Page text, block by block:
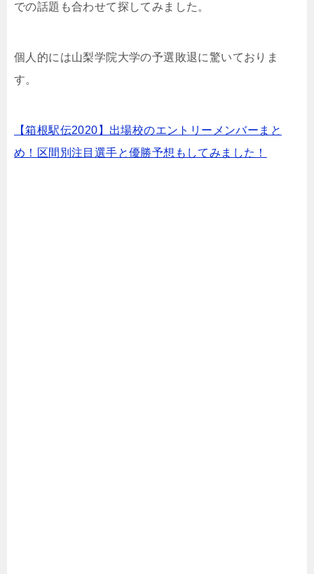
での話題も合わせて探してみました。
個人的には山梨学院大学の予選敗退に驚いておりま
す。
【箱根駅伝2020】出場校のエントリーメンバーまと
め！区間別注目選手と優勝予想もしてみました！